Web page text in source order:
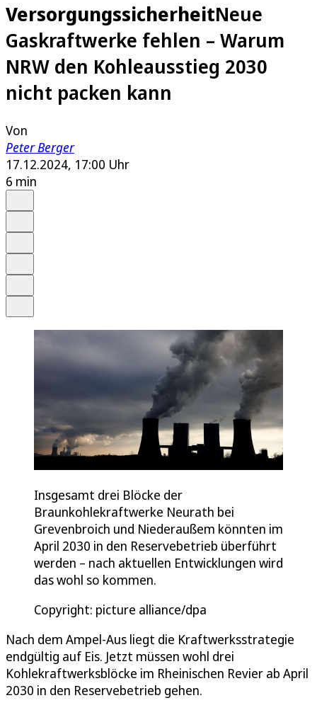
VersorgungssicherheitNeue
Gaskraftwerke fehlen – Warum
NRW den Kohleausstieg 2030
nicht packen kann
Von
Peter Berger
17.12.2024, 17:00 Uhr
6 min
Insgesamt drei Blöcke der
Braunkohlekraftwerke Neurath bei
Grevenbroich und Niederaußem könnten im
April 2030 in den Reservebetrieb überführt
werden – nach aktuellen Entwicklungen wird
das wohl so kommen.
Copyright: picture alliance/dpa
Nach dem Ampel-Aus liegt die Kraftwerksstrategie
endgültig auf Eis. Jetzt müssen wohl drei
Kohlekraftwerksblöcke im Rheinischen Revier ab April
2030 in den Reservebetrieb gehen.